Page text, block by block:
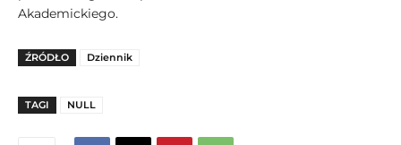
Akademickiego.
ŹRÓDŁO Dziennik
TAGI NULL